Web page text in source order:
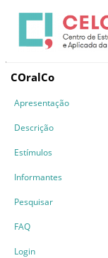
COralCo
Apresentação
Descrição
Estímulos
Informantes
Pesquisar
FAQ
Login